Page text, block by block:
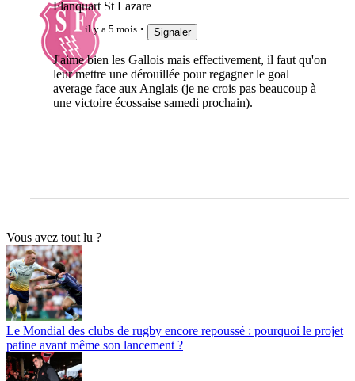
Flanquart St Lazare
il y a 5 mois Signaler
J'aime bien les Gallois mais effectivement, il faut qu'on
leur mettre une dérouillée pour regagner le goal
average face aux Anglais (je ne crois pas beaucoup à
une victoire écossaise samedi prochain).
Vous avez tout lu ?
Le Mondial des clubs de rugby encore repoussé : pourquoi le projet
patine avant même son lancement ?